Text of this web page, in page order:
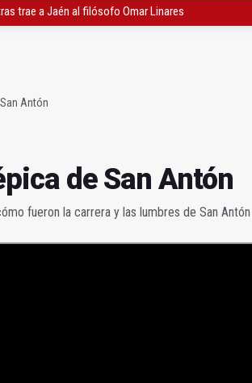
Fuensanta Coronada de Alcaudete
Antón
de San Antón
fueron la carrera y las lumbres de San Antón